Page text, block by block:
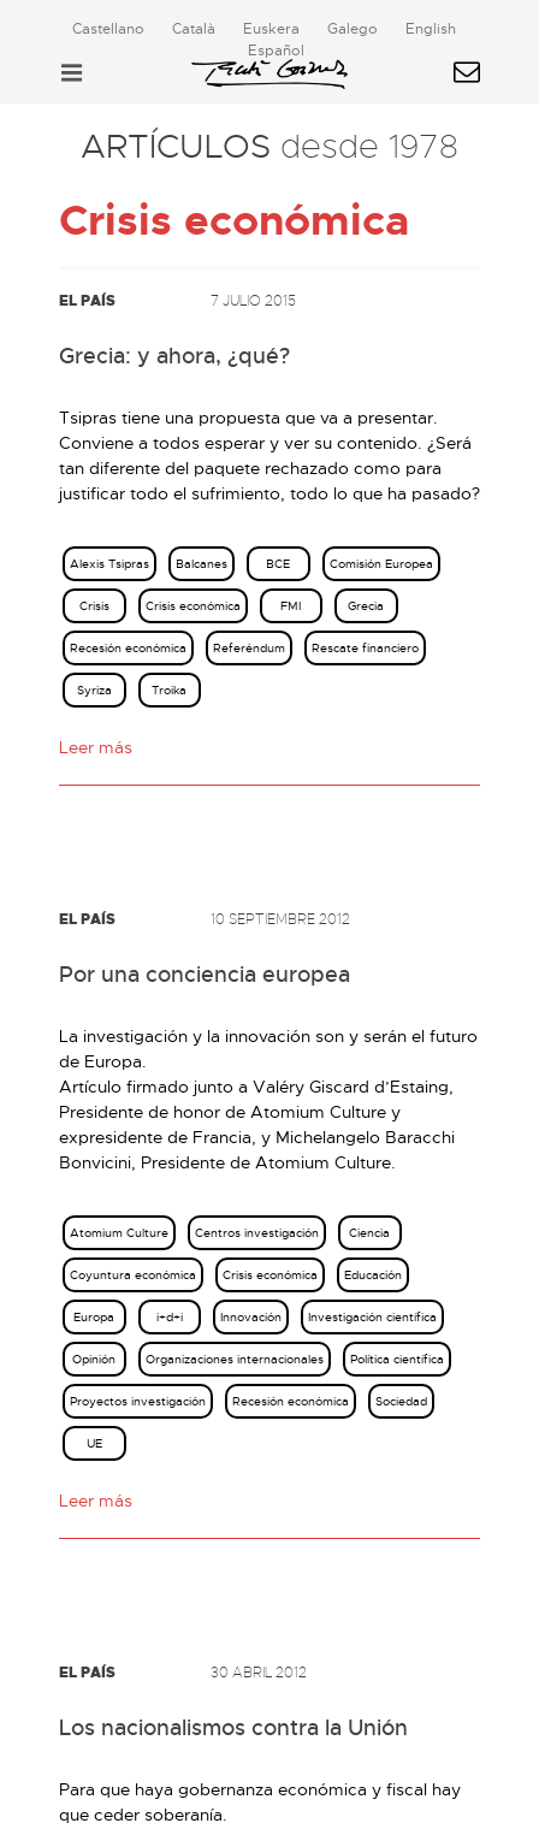
Castellano Català Euskera Galego
English
Español
ARTÍCULOS desde 1978
Crisis económica
EL PAÍS 7 JULIO 2015
Grecia: y ahora, ¿qué?
Tsipras tiene una propuesta que va a presentar.
Conviene a todos esperar y ver su contenido. ¿Será
tan diferente del paquete rechazado como para
justificar todo el sufrimiento, todo lo que ha pasado?
Alexis Tsipras Balcanes BCE Comisión Europea
Crisis Crisis económica FMI Grecia
Recesión económica Referéndum Rescate financiero
Syriza Troika
Leer más
EL PAÍS 10 SEPTIEMBRE 2012
Por una conciencia europea
La investigación y la innovación son y serán el futuro
de Europa.
Artículo firmado junto a Valéry Giscard d’Estaing,
Presidente de honor de Atomium Culture y
expresidente de Francia, y Michelangelo Baracchi
Bonvicini, Presidente de Atomium Culture.
Atomium Culture Centros investigación Ciencia
Coyuntura económica Crisis económica Educación
Europa i+d+i Innovación Investigación científica
Opinión Organizaciones internacionales Política científica
Proyectos investigación Recesión económica Sociedad
UE
Leer más
EL PAÍS 30 ABRIL 2012
Los nacionalismos contra la Unión
Para que haya gobernanza económica y fiscal hay
que ceder soberanía.